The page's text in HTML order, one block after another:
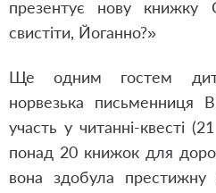
презентує нову книжку
свистіти, Йоганно?»
Ще одним гостем
норвезька письменниця
участь у читанні-квесті
понад 20 книжок для
вона здобула престижну